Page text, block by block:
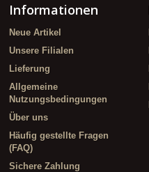
Informationen
Neue Artikel
Unsere Filialen
Lieferung
Allgemeine
Nutzungsbedingungen
Über uns
Häufig gestellte Fragen
(FAQ)
Sichere Zahlung